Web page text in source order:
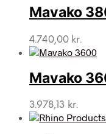
Mavako
4.740,00 kr.
Mavako
3.978,13 kr.